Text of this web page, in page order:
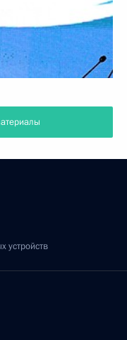
устройств